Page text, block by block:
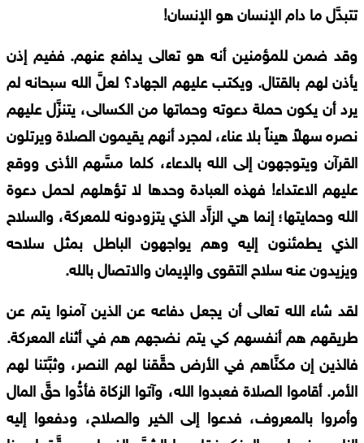
تتبدَّل ما دام الإنسان هو الإنسان!
وقد ضمن للمؤمنين أنه هو تعالى يدافع عنهم. ففيم إذن
يأذن لهم بالقتال. ويكتب عليهم الجهاد؟ لعلَّ الله سبحانه لم
يرد أن يكون حملة دعوته وحماتها من الكسالى، يتنزَّل عليهم
نصره سهلاً هيناً بلا عناء، لمجرد أنهم يقيمون الصلاة ويرتلون
القرآن ويتوجهون إلى الله بالدعاء، كلما مسَّهم الأذى ووقع
عليهم الاعتداء! فهذه العبادة وحدها لا تؤهلهم لحمل دعوة
الله وحمايتها؛ إنما هي الزاَّد الذي يتزودونه للمعركة، والسلاح
الذي يطمئنون إليه وهم يواجهون الباطل بمثل سلاحه
ويزيدون عنه سلاح التقوى والإيمان والاتصال بالله.
لقد شاء الله تعالى أن يجعل دفاعه عن الذين آمنوا يتم عن
طريقهم هم أنفسهم كي يتم نضجهم هم في أثناء المعركة.
فالذين إن مكنَّاهم في الأرض حقَّقنا لهم النصر، وثبَّتنا لهم
الأمر. أقاموا الصلاة فعبدوا الله، وآتوا الزكاة فأدُّوا حقَّ المال
وأمروا بالمعروف، فدعوا إلى الخير والصلاح، ودفعوا إليه